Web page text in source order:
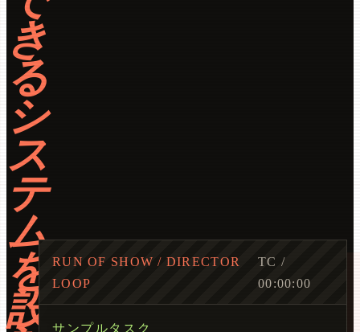
き
る
シ
ス
テ
ム
を
設
RUN OF SHOW / DIRECTOR
LOOP
TC /
00:00:00
サンプルタスク